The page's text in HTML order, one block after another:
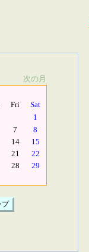
次の月
Fri
Sat
1
7
8
14
15
21
22
28
29